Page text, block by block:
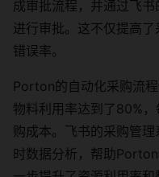
成审批流程，并通过飞
进行审批。这不仅提高
错误率。
Porton的自动化采购流
物料利用率达到了80%
购成本。飞书的采购管
时数据分析，帮助